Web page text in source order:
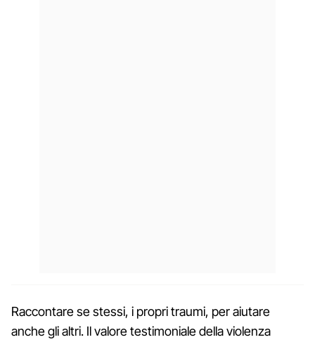
Raccontare se stessi, i propri traumi, per aiutare
anche gli altri. Il valore testimoniale della violenza